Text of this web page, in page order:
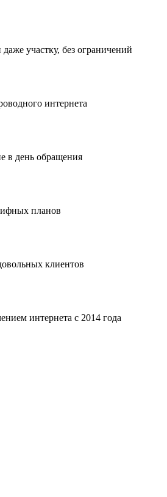
участку, без ограничений
интернета
в день обращения
планов
клиентов
интернета с 2014 года